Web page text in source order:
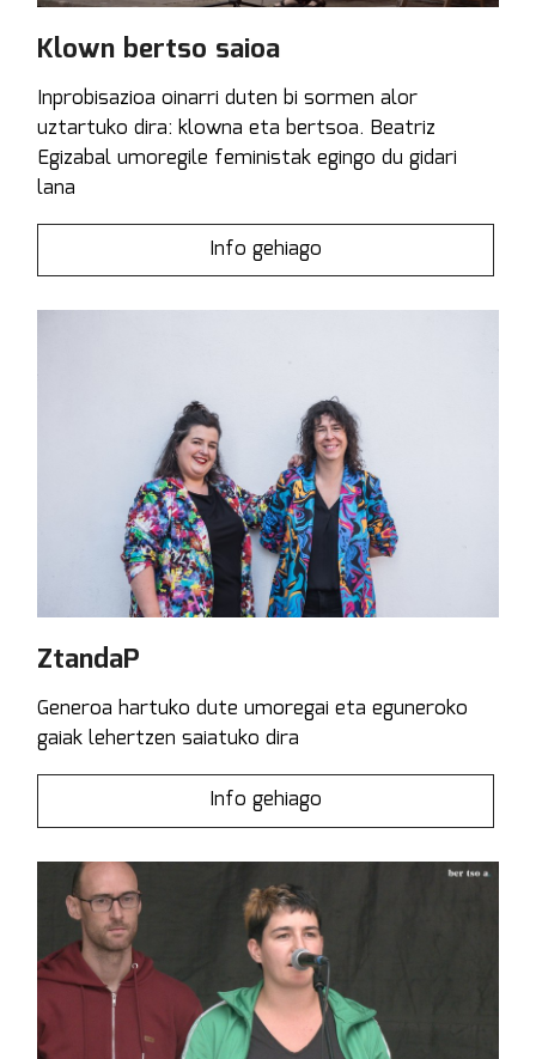
Klown bertso saioa
Inprobisazioa oinarri duten bi sormen alor
uztartuko dira: klowna eta bertsoa. Beatriz
Egizabal umoregile feministak egingo du gidari
lana
Info gehiago
ZtandaP
Generoa hartuko dute umoregai eta eguneroko
gaiak lehertzen saiatuko dira
Info gehiago